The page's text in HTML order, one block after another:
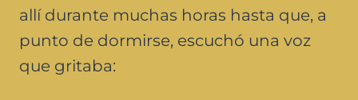
allí durante muchas horas hasta que, a
punto de dormirse, escuchó una voz
que gritaba: